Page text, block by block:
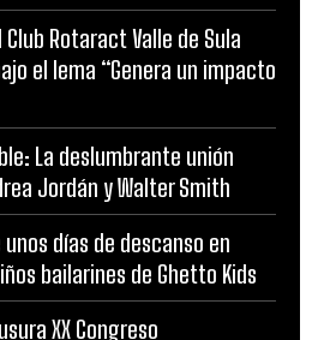
Rotaract Valle de Sula
el lema “Genera un impacto
La deslumbrante unión
Jordán y Walter Smith
días de descanso en
bailarines de Ghetto Kids
XX Congreso